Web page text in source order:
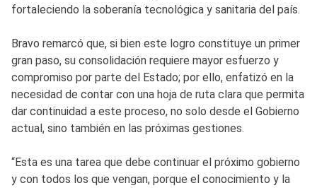
fortaleciendo la soberanía tecnológica y sanitaria del país.
Bravo remarcó que, si bien este logro constituye un primer
gran paso, su consolidación requiere mayor esfuerzo y
compromiso por parte del Estado; por ello, enfatizó en la
necesidad de contar con una hoja de ruta clara que permita
dar continuidad a este proceso, no solo desde el Gobierno
actual, sino también en las próximas gestiones.
“Esta es una tarea que debe continuar el próximo gobierno
y con todos los que vengan, porque el conocimiento y la